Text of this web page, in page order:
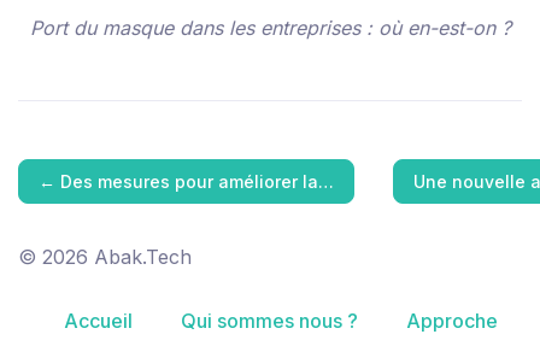
Port du masque dans les entreprises : où en-est-on ?
← Des mesures pour améliorer la… Une nouvelle
© 2026 Abak.Tech
Accueil Qui sommes nous ? Approche